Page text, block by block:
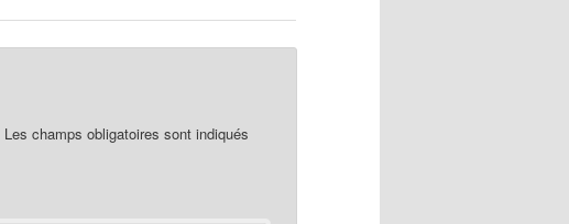
Les champs obligatoires sont indiqués